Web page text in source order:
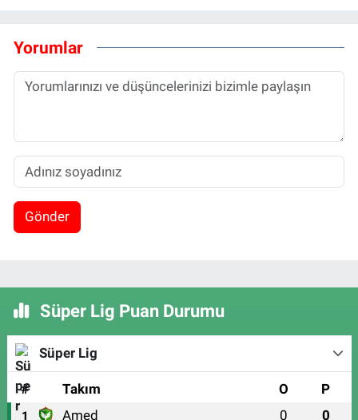
Yorumlar
Gönder
Süper Lig Puan Durumu
Süper Lig
# Takım O P
1 Amed 0 0